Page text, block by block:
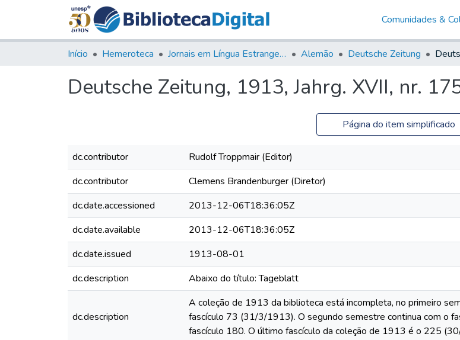
Comunidades &
Início Hemeroteca Jornais em Língua Estrangeira Alemão Deutsche Zeitung
Deutsche Zeitung, 1913, Jahrg. XVII, nr.
Página do item simplificado
dc.contributor Rudolf Troppmair (Editor)
dc.contributor
Clemens Brandenburger (Diretor)
dc.date.accessioned
2013-12-06T18:36:05Z
dc.date.available
2013-12-06T18:36:05Z
dc.date.issued
1913-08-01
dc.description
Abaixo do título: Tageblatt
dc.description
A coleção de 1913 da biblioteca está incompleta, no primeiro
fascículo 73 (31/3/1913). O segundo semestre continua com o
fascículo 180. O último fascículo da coleção de 1913 é o 225